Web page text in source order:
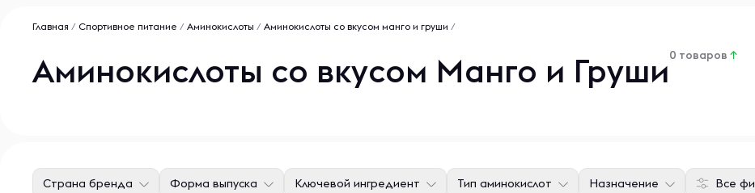
Главная / Спортивное питание / Аминокислоты / Аминокислоты со вкусом манго и груши /
Аминокислоты со вкусом Манго и Груши0 товаров ↑
Все
Страна бренда Форма выпуска Ключевой ингредиент Тип аминокислот Назначение